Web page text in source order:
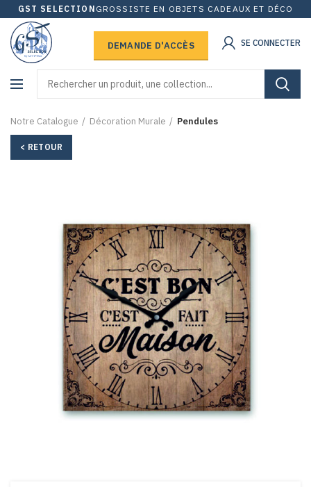
GST SELECTION GROSSISTE EN OBJETS CADEAUX ET DÉCO
DEMANDE D'ACCÈS SE CONNECTER
Notre Catalogue Décoration Murale Pendules
< RETOUR